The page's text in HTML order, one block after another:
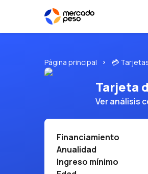
Página principal 💳
Tarjeta
Ver análisis
Financiamiento
Anualidad
Ingreso mínimo